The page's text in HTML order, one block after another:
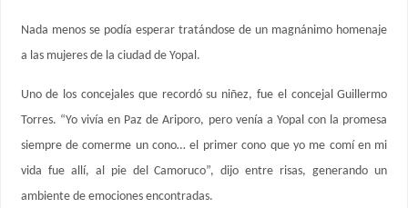
Nada menos se podía esperar tratándose de un magnánimo homenaje
a las mujeres de la ciudad de Yopal.
Uno de los concejales que recordó su niñez, fue el concejal Guillermo
Torres. “Yo vivía en Paz de Ariporo, pero venía a Yopal con la promesa
siempre de comerme un cono… el primer cono que yo me comí en mi
vida fue allí, al pie del Camoruco”, dijo entre risas, generando un
ambiente de emociones encontradas.